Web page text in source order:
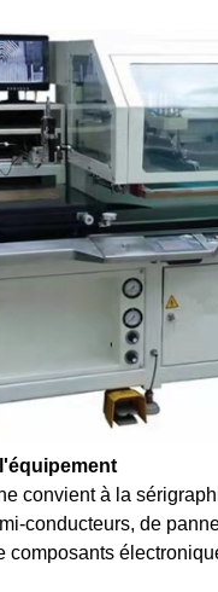
convient à la
conducteurs, de
composants